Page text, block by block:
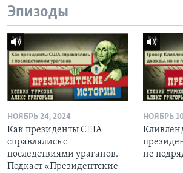
Эпизоды
НОЯБРЬ 24, 2024
Как президенты США
справлялись с
последствиями ураганов.
Подкаст «Президентские
НОЯБРЬ
не